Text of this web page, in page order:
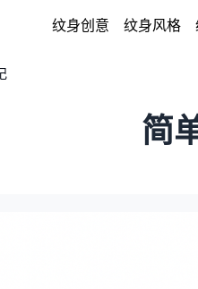
纹身创意 纹身风格
简